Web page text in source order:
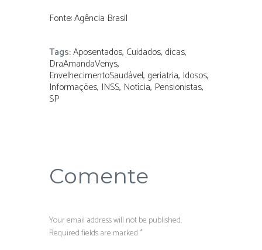
Fonte: Agência Brasil
Tags:Aposentados, Cuidados, dicas,
DraAmandaVenys,
EnvelhecimentoSaudável, geriatria, Idosos,
Informações, INSS, Notícia, Pensionistas,
SP
Comente
Your email address will not be published.
Required fields are marked *